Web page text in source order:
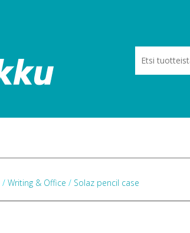
/ Writing & Office / Solaz pencil case